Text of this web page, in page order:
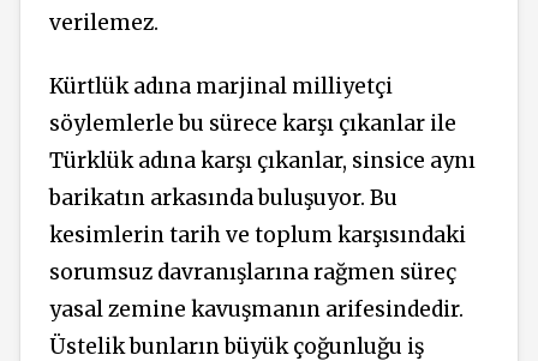
verilemez.
Kürtlük adına marjinal milliyetçi
söylemlerle bu sürece karşı çıkanlar ile
Türklük adına karşı çıkanlar, sinsice aynı
barikatın arkasında buluşuyor. Bu
kesimlerin tarih ve toplum karşısındaki
sorumsuz davranışlarına rağmen süreç
yasal zemine kavuşmanın arifesindedir.
Üstelik bunların büyük çoğunluğu iş